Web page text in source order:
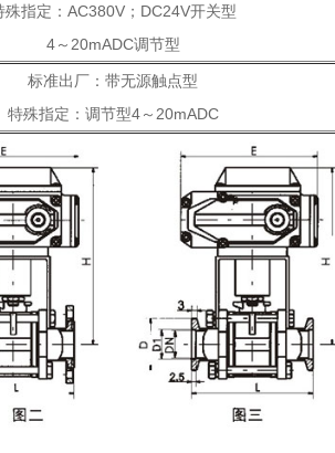
殊指定：AC380V；DC24V开关型
4～20mADC调节型
标准出厂：带无源触点型
特殊指定：调节型4～20mADC